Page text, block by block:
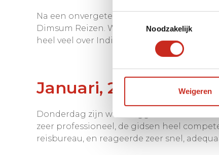
Noodzakelijk
Weigeren
Na een onvergetelijke Indonesië reis in
Dimsum Reizen. Wij zijn erg blij met de
heel veel over India konden vertellen.
Januari, 2023
Donderdag zijn we teruggekomen van
zeer professioneel, de gidsen heel
reisbureau, en reageerde zeer snel,